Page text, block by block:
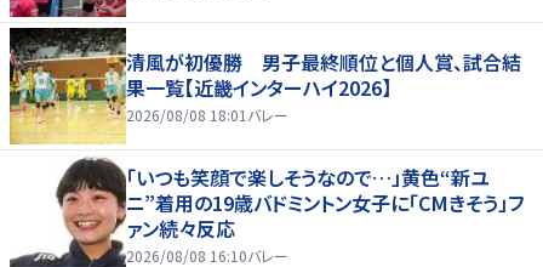
清風が初優勝 男子最終順位と個人賞、試合結
果一覧【近畿インターハイ2026】
2026/08/08 18:01 バレー
「いつも笑顔で楽しそうなので…」黄色“新ユ
ニ”着用の19歳バドミントン女子に「CMきそう」フ
ァン続々反応
2026/08/08 16:10バレー